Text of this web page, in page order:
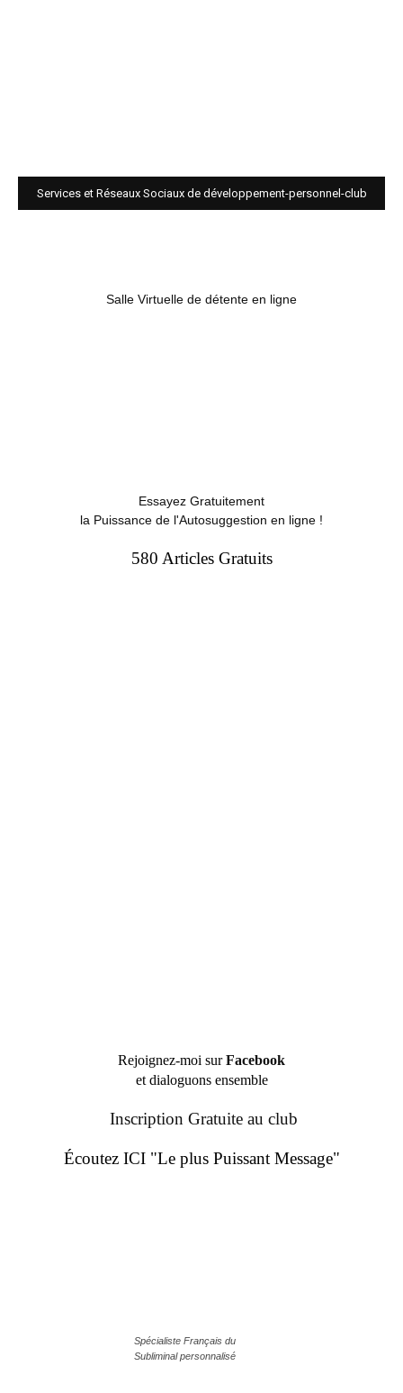
Services et Réseaux Sociaux de développement-personnel-club
Salle Virtuelle de détente en ligne
Essayez Gratuitement
la Puissance de l'Autosuggestion en ligne !
580 Articles Gratuits
Rejoignez-moi surFacebook
et dialoguons ensemble
Inscription Gratuite au club
Écoutez ICI "Le plus Puissant Message"
Spécialiste Français du
Subliminal personnalisé